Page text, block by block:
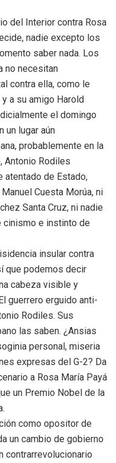
del Interior contra Rosa
nadie excepto los
saber nada. Los
no necesitan
contra ella, como le
a su amigo Harold
el domingo
un lugar aún
probablemente en la
Antonio Rodiles
atentado de Estado,
Cuesta Morúa, ni
Santa Cruz, ni nadie
cinismo e instinto de
insular contra
que podemos decir
cabeza visible y
guerrero erguido anti-
Rodiles. Sus
las saben. ¿Ansias
personal, miseria
expresas del G-2? Da
a Rosa María Payá
un Premio Nobel de la
como opositor de
un cambio de gobierno
contrarrevolucionario